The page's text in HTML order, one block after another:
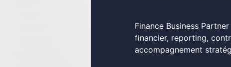
Finance Business
financier, reporting,
accompagnement